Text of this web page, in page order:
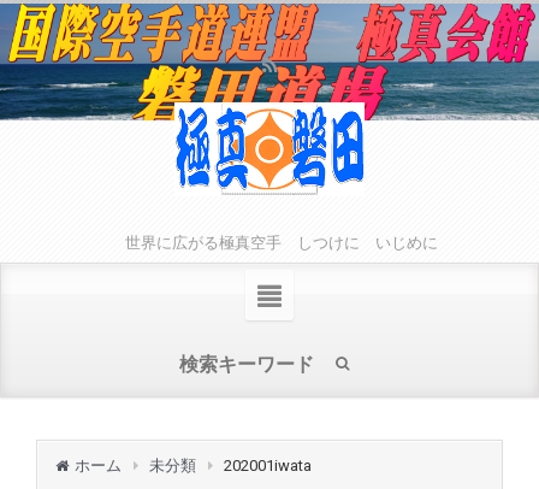
世界に広がる極真空手 しつけに いじめに
ホーム 未分類 202001iwata